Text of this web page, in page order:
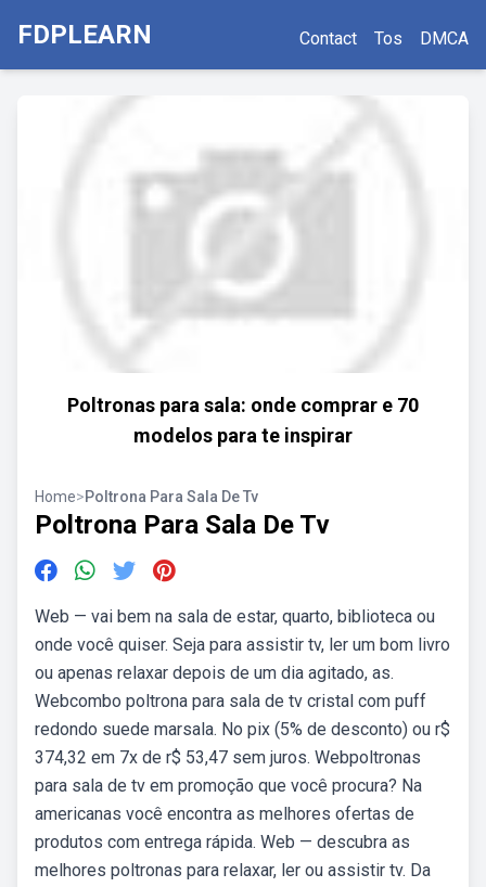
FDPLEARN Contact Tos DMCA
Poltronas para sala: onde comprar e 70
modelos para te inspirar
Home>Poltrona Para Sala De Tv
Poltrona Para Sala De Tv
Web — vai bem na sala de estar, quarto, biblioteca ou
onde você quiser. Seja para assistir tv, ler um bom livro
ou apenas relaxar depois de um dia agitado, as.
Webcombo poltrona para sala de tv cristal com puff
redondo suede marsala. No pix (5% de desconto) ou r$
374,32 em 7x de r$ 53,47 sem juros. Webpoltronas
para sala de tv em promoção que você procura? Na
americanas você encontra as melhores ofertas de
produtos com entrega rápida. Web — descubra as
melhores poltronas para relaxar, ler ou assistir tv. Da